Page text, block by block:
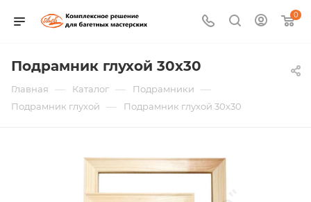
0
Подрамник глухой 30х30
Главная — Каталог — Подрамники —
Подрамник глухой — Подрамник глухой 30х30